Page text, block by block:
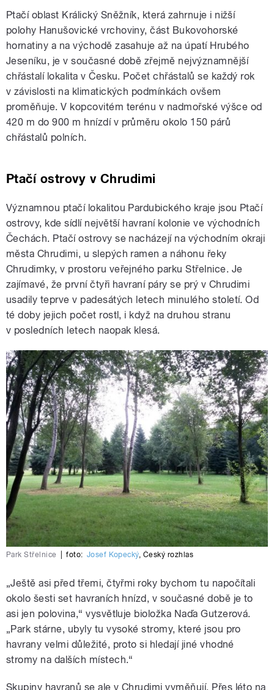
Ptačí oblast Králický Sněžník, která zahrnuje i nižší
polohy Hanušovické vrchoviny, část Bukovohorské
hornatiny a na východě zasahuje až na úpatí Hrubého
Jeseníku, je v současné době zřejmě nejvýznamnější
chřástalí lokalita v Česku. Počet chřástalů se každý rok
v závislosti na klimatických podmínkách ovšem
proměňuje. V kopcovitém terénu v nadmořské výšce od
420 m do 900 m hnízdí v průměru okolo 150 párů
chřástalů polních.
Ptačí ostrovy v Chrudimi
Významnou ptačí lokalitou Pardubického kraje jsou Ptačí
ostrovy, kde sídlí největší havraní kolonie ve východních
Čechách. Ptačí ostrovy se nacházejí na východním okraji
města Chrudimi, u slepých ramen a náhonu řeky
Chrudimky, v prostoru veřejného parku Střelnice. Je
zajímavé, že první čtyři havraní páry se prý v Chrudimi
usadily teprve v padesátých letech minulého století. Od
té doby jejich počet rostl, i když na druhou stranu
v posledních letech naopak klesá.
Park Střelnice foto: Josef Kopecký, Český rozhlas
„Ještě asi před třemi, čtyřmi roky bychom tu napočítali
okolo šesti set havraních hnízd, v současné době je to
asi jen polovina,“ vysvětluje bioložka Naďa Gutzerová.
„Park stárne, ubyly tu vysoké stromy, které jsou pro
havrany velmi důležité, proto si hledají jiné vhodné
stromy na dalších místech.“
Skupiny havranů se ale v Chrudimi vyměňují. Přes léto na